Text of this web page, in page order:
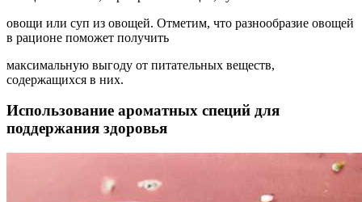
овощи или суп из овощей. Отметим, что разнообразие овощей
в рационе поможет получить
максимальную выгоду от питательных веществ,
содержащихся в них.
Использование ароматных специй для
поддержания здоровья